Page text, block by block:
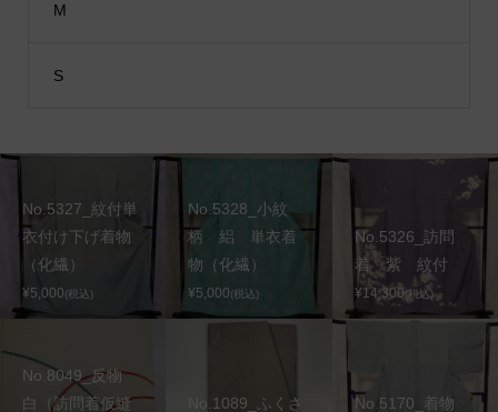
M
S
No.5327_紋付単
衣付け下げ着物
（化繊）
¥5,000(税込)
No.5328_小紋
柄 絽 単衣着
物（化繊）
¥5,000(税込)
No.5326_訪問
着 紫 紋付
¥14,300(税込)
No.8049_反物
白（訪問着仮縫
No.1089_ふくさ
No.5170_着物